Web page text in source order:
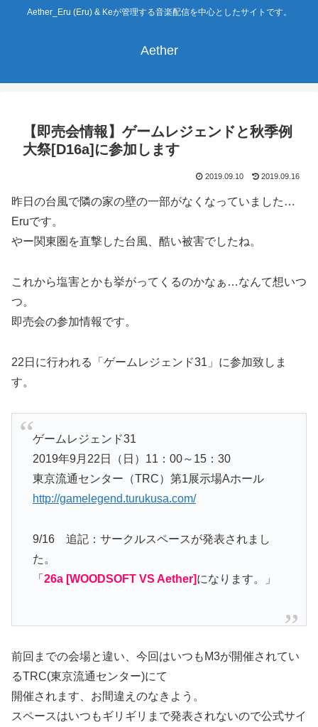
Aether_Eru (Eru) & Keが管理する音楽配信を中心としたサイトです。
Aether
【即売会情報】ゲームレジェンドと秋季例
大祭[D16a]に参加します
2019.09.10 2019.09.16
昨日の台風で隣の家の壁の一部がなくなっていました…
Eruです。
やー関東圏を直撃した台風、酷い被害でしたね。
これから塩害とかも挙がってくるのかなぁ…なんて想いつ
つ。
即売会の参加情報です。
22日に行われる「ゲームレジェンド31」に参加致しま
す。
ゲームレジェンド31
2019年9月22日（日）11：00～15：30
東京流通センター（TRC）第1展示場Aホール
http://gamelegend.turukusa.com/
9/16 追記：サークルスペースが発表されまし
た。
「 26a [WOODSOFT VS Aether]になります。」
前回までの会場と違い、今回はいつもM3が開催されてい
るTRC(東京流通センター)にて
開催されます、お間違えのなきよう。
スペースはいつもギリギリまで発表されないので公式サイ